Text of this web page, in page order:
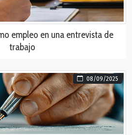
empleo en una entrevista de
trabajo
08/09/2025